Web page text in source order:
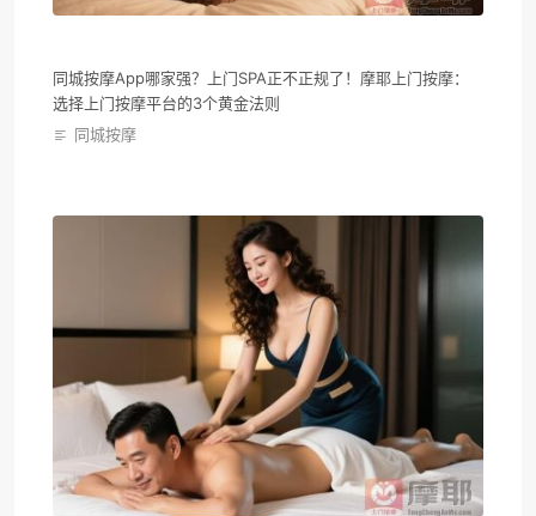
同城按摩App哪家强？上门SPA正不正规了！摩耶上门按摩：
选择上门按摩平台的3个黄金法则
同城按摩